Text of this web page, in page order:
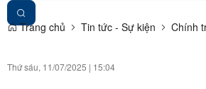
Trang chủ Tin tức - Sự kiện Chính
Thứ sáu, 11/07/2025 | 15:04